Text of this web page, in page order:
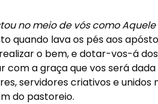
no meio de vós como
quando lava os pés aos
o bem, e dotar-vos-á
a graça que vos será
servidores criativos e unidos
do pastoreio.